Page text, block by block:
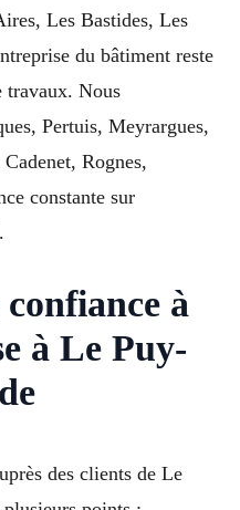
Les Bastides, Les
du bâtiment reste
travaux. Nous
Pertuis, Meyrargues,
Rognes,
constante sur
à
à Le Puy-
des clients de Le